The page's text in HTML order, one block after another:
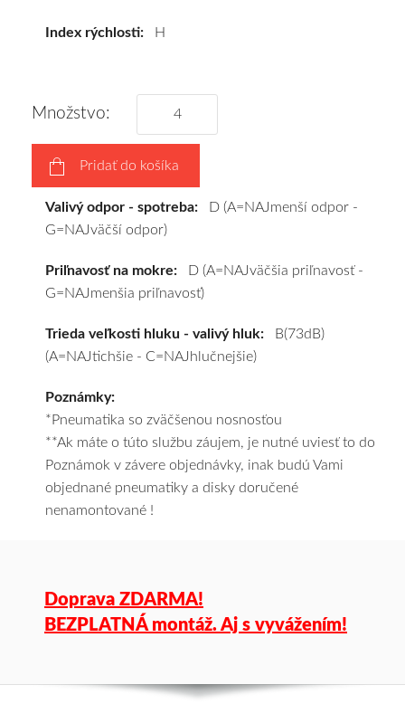
vám
podľa
vášho
výberu
a
pošleme
Index rýchlosti: H
Množstvo:
Pridať do košíka
Valivý odpor - spotreba: D (A=NAJmenší odpor -
G=NAJväčší odpor)
Priľnavosť na mokre: D (A=NAJväčšia priľnavosť -
G=NAJmenšia priľnavosť)
Trieda veľkosti hluku - valivý hluk: B(73dB)
(A=NAJtichšie - C=NAJhlučnejšie)
Poznámky:
*Pneumatika so zväčšenou nosnosťou
**Ak máte o túto službu záujem, je nutné uviesť to do
Poznámok v závere objednávky, inak budú Vami
objednané pneumatiky a disky doručené
nenamontované !
Doprava ZDARMA!
BEZPLATNÁ montáž. Aj s vyvážením!